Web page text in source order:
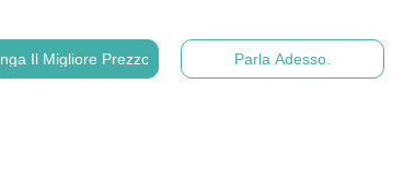
Il Migliore Prezzo Parla Adesso.